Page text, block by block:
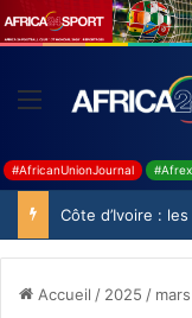
#AfricanUnionJournal
Accueil / 2025 / mars